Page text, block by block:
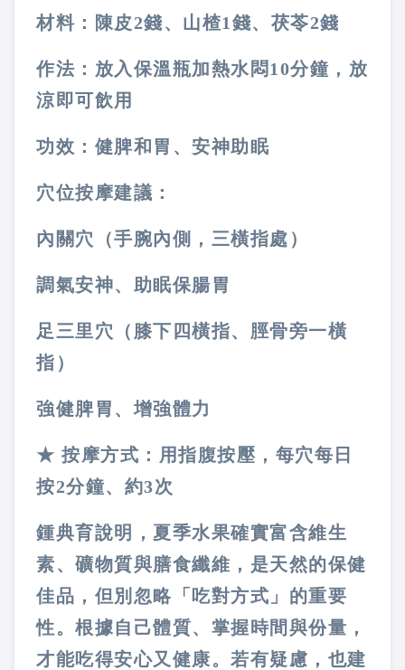
材料：陳皮2錢、山楂1 錢、茯苓2錢
作法：放入保溫瓶加熱水悶10分鐘，放
涼即可飲用
功效：健脾和胃、安神助眠
穴位按摩建議：
內關穴（手腕內側，三橫指處）
調氣安神、助眠保腸胃
足三里穴（膝下四橫指、脛骨旁一橫
指）
強健脾胃、增強體力
★ 按摩方式：用指腹按壓，每穴每日
按2分鐘、約3次
鍾典育說明，夏季水果確實富含維生
素、礦物質與膳食纖維，是天然的保健
佳品，但別忽略「吃對方式」的重要
性。根據自己體質、掌握時間與份量，
才能吃得安心又健康。若有疑慮，也建